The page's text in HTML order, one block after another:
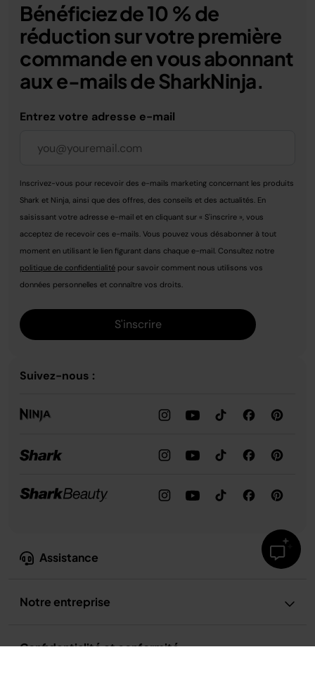
Assistance
Notre entreprise
Confidentialité et conformité
Bénéficiez de 10 % de
réduction sur votre première
commande en vous abonnant
aux e-mails de SharkNinja.
Entrez votre adresse e-mail
Inscrivez-vous pour recevoir des e-mails marketing concernant les produits
Shark et Ninja, ainsi que des offres, des conseils et des actualités. En
saisissant votre adresse e-mail et en cliquant sur « S'inscrire », vous
acceptez de recevoir ces e-mails. Vous pouvez vous désabonner à tout
moment en utilisant le lien figurant dans chaque e-mail. Consultez notre
politique de confidentialité pour savoir comment nous utilisons vos
données personnelles et connaître vos droits.
S'inscrire
Suivez-nous :